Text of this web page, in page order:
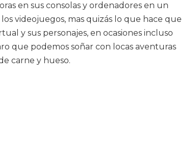
en sus consolas y ordenadores en un
videojuegos, mas quizás lo que hace que
y sus personajes, en ocasiones incluso
que podemos soñar con locas aventuras
carne y hueso.